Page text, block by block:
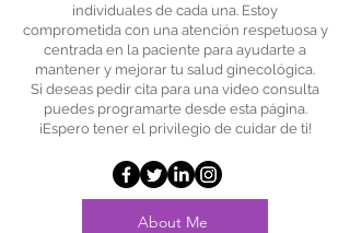
individuales de cada una. Estoy
comprometida con una atención respetuosa y
centrada en la paciente para ayudarte a
mantener y mejorar tu salud ginecológica.
Si deseas pedir cita para una video consulta
puedes programarte desde esta página.
¡Espero tener el privilegio de cuidar de ti!
About Me